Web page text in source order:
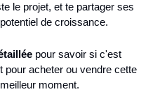
le projet, et te partager ses
de croissance.
pour savoir si c'est
pour acheter ou vendre cette
moment.